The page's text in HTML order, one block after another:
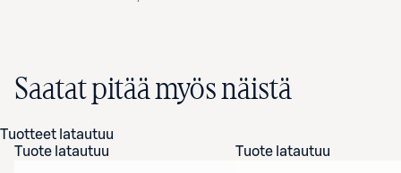
Saatat pitää myös näistä
Tuotteet latautuu
Tuote latautuu
Tuote latautuu